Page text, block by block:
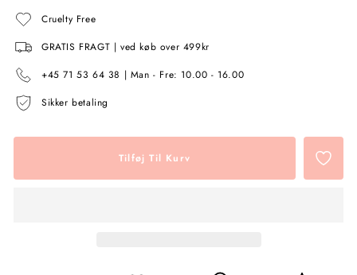
Cruelty Free
GRATIS FRAGT | ved køb over 499kr
+45 71 53 64 38 | Man - Fre: 10.00 - 16.00
Sikker betaling
Tilføj Til Kurv